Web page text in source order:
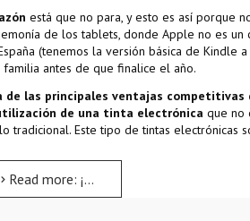
está que no para, y esto es así porque
de los tablets, donde Apple no es un
(tenemos la versión básica de Kindle
familia antes de que finalice el año.
de las principales ventajas
de una tinta electrónica que no
tradicional. Este tipo de tintas electrónicas
Read more: ¡Hágase la luz! dijo Bezos, y Kindle obedeció